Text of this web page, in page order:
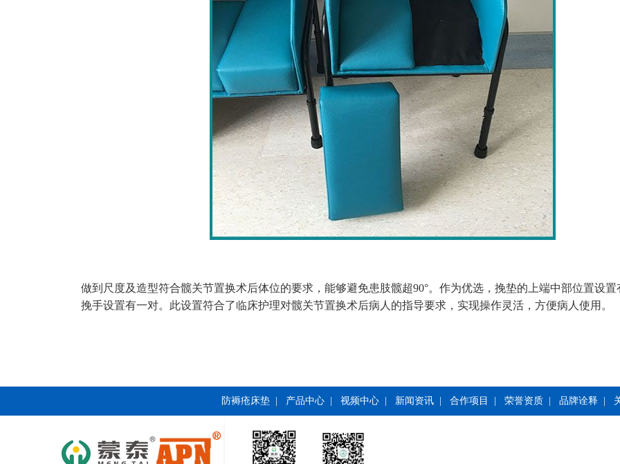
做到尺度及造型符合髋关节置换术后体位的要求，能够避免患肢髋超90°。作为优选，挽垫的上端中部位置设置
挽手设置有一对。此设置符合了临床护理对髋关节置换术后病人的指导要求，实现操作灵活，方便病人使用。
防褥疮床垫| 产品中心| 视频中心| 新闻资讯| 合作项目 荣誉资质| 品牌诠释|